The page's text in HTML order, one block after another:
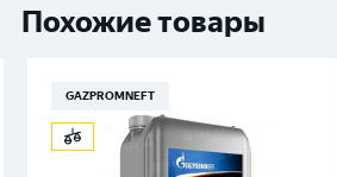
Похожие товары
GAZPROMNEFT